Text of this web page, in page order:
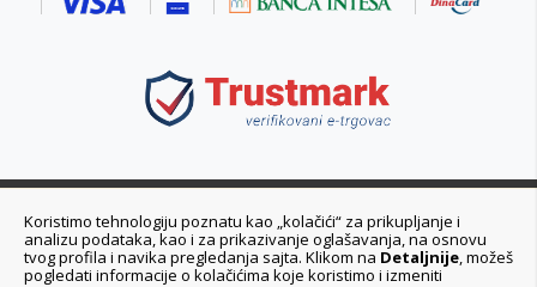
011 6355 550
Ponedeljak - Petak 08:00 - 20:00h
Koristimo tehnologiju poznatu kao „kolačići“ za prikupljanje i
analizu podataka, kao i za prikazivanje oglašavanja, na osnovu
tvog profila i navika pregledanja sajta. Klikom na Detaljnije, možeš
pogledati informacije o kolačićima koje koristimo i izmeniti